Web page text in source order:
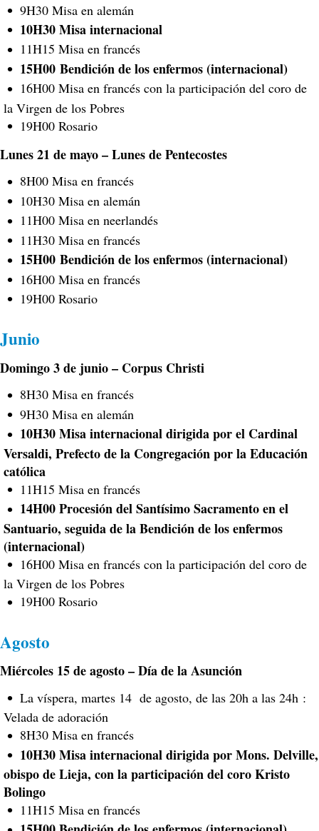
9H30 Misa en alemán
10H30 Misa internacional
11H15 Misa en francés
15H00 Bendición de los enfermos (internacional)
16H00 Misa en francés con la participación del coro de
la Virgen de los Pobres
19H00 Rosario
Lunes 21 de mayo – Lunes de Pentecostes
8H00 Misa en francés
10H30 Misa en alemán
11H00 Misa en neerlandés
11H30 Misa en francés
15H00 Bendición de los enfermos (internacional)
16H00 Misa en francés
19H00 Rosario
Junio
Domingo 3 de junio – Corpus Christi
8H30 Misa en francés
9H30 Misa en alemán
10H30 Misa internacional dirigida por el Cardinal
Versaldi, Prefecto de la Congregación por la Educación
católica
11H15 Misa en francés
14H00 Procesión del Santísimo Sacramento en el
Santuario, seguida de la Bendición de los enfermos
(internacional)
16H00 Misa en francés con la participación del coro de
la Virgen de los Pobres
19H00 Rosario
Agosto
Miércoles 15 de agosto – Día de la Asunción
La víspera, martes 14 de agosto, de las 20h a las 24h :
Velada de adoración
8H30 Misa en francés
10H30 Misa internacional dirigida por Mons. Delville,
obispo de Lieja, con la participación del coro Kristo
Bolingo
11H15 Misa en francés